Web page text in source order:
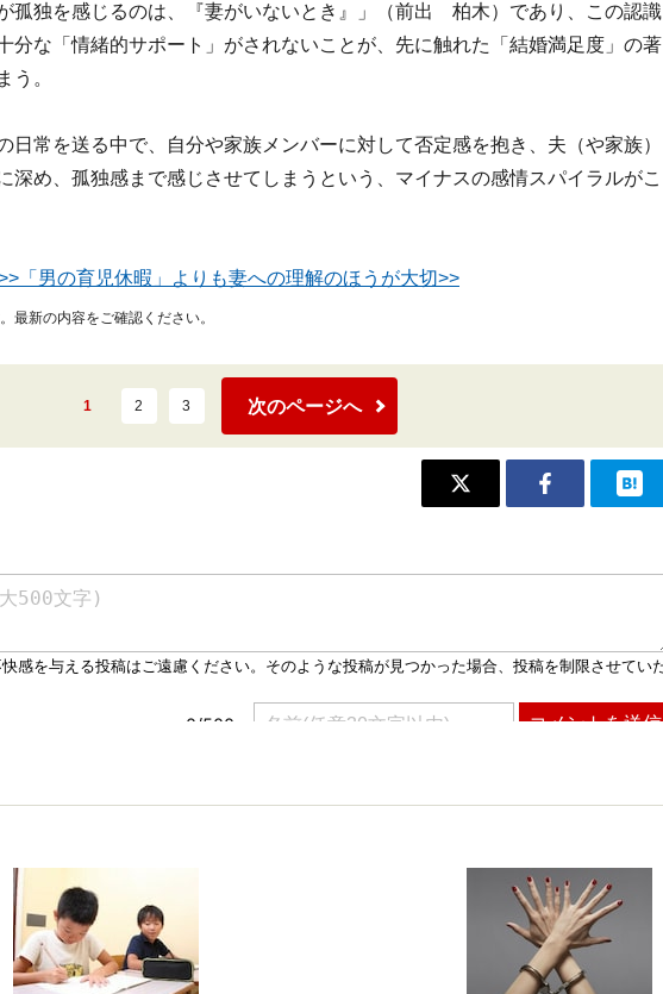
孤独を感じるのは、『妻がいないとき』」（前出 柏木）であり、この認識
分な「情緒的サポート」がされないことが、先に触れた「結婚満足度」の著
う。
日常を送る中で、自分や家族メンバーに対して否定感を抱き、夫（や家族）
深め、孤独感まで感じさせてしまうという、マイナスの感情スパイラルがこ
「男の育児休暇」よりも妻への理解のほうが大切>>
最新の内容をご確認ください。
1 2 3 次のページへ